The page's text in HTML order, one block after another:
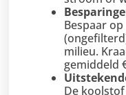
Bespaar
milieu.
gemiddeld
De